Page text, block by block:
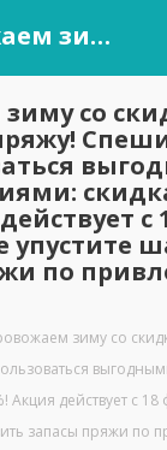
Провожаем зиму со скидками на бобинную пряжу! Спешите воспользоваться выгодными предложениями: скидка от 15% до 40%! Акция действует с 18 февраля по 02 марта. Не упустите шанс обновить запасы пряжи по привлекательным ценам!
со
с
упустите
по
зиму со
Акция действует с
запасы пряжи по